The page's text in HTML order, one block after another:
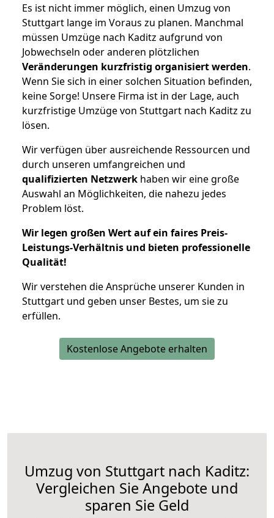
Es ist nicht immer möglich, einen Umzug von
Stuttgart lange im Voraus zu planen. Manchmal
müssen Umzüge nach Kaditz aufgrund von
Jobwechseln oder anderen plötzlichen
Veränderungen kurzfristig organisiert werden.
Wenn Sie sich in einer solchen Situation befinden,
keine Sorge! Unsere Firma ist in der Lage, auch
kurzfristige Umzüge von Stuttgart nach Kaditz zu
lösen.
Wir verfügen über ausreichende Ressourcen und
durch unseren umfangreichen und
qualifizierten Netzwerk haben wir eine große
Auswahl an Möglichkeiten, die nahezu jedes
Problem löst.
Wir legen großen Wert auf ein faires Preis-
Leistungs-Verhältnis und bieten professionelle
Qualität!
Wir verstehen die Ansprüche unserer Kunden in
Stuttgart und geben unser Bestes, um sie zu
erfüllen.
Kostenlose Angebote erhalten
Umzug von Stuttgart nach Kaditz:
Vergleichen Sie Angebote und
sparen Sie Geld